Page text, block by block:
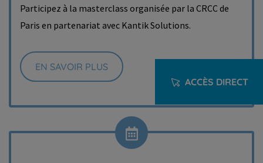
ACCÈS DIRECT
Participez à la masterclass organisée par la CRCC de
Paris en partenariat avec Kantik Solutions.
EN SAVOIR PLUS